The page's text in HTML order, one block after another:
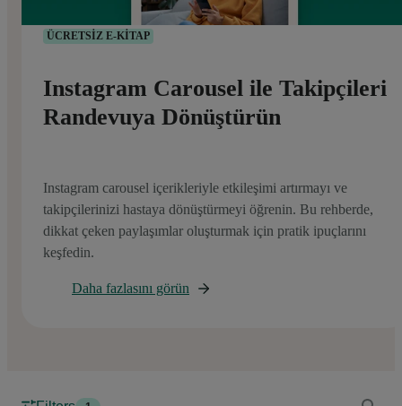
ÜCRETSİZ E-KİTAP
Instagram Carousel ile Takipçileri
Randevuya Dönüştürün
Instagram carousel içerikleriyle etkileşimi artırmayı ve
takipçilerinizi hastaya dönüştürmeyi öğrenin. Bu rehberde,
dikkat çeken paylaşımlar oluşturmak için pratik ipuçlarını
keşfedin.
Daha fazlasını görün